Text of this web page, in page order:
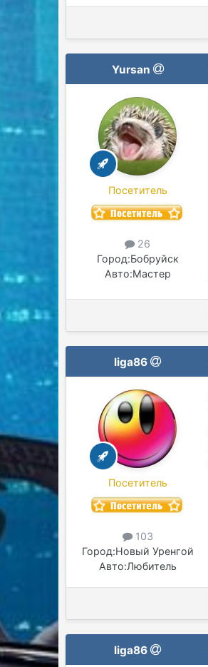
Yursan
Посетитель
26
Город:Бобруйск
Авто:Мастер
liga86
Посетитель
103
Город:Новый Уренгой
Авто:Любитель
liga86